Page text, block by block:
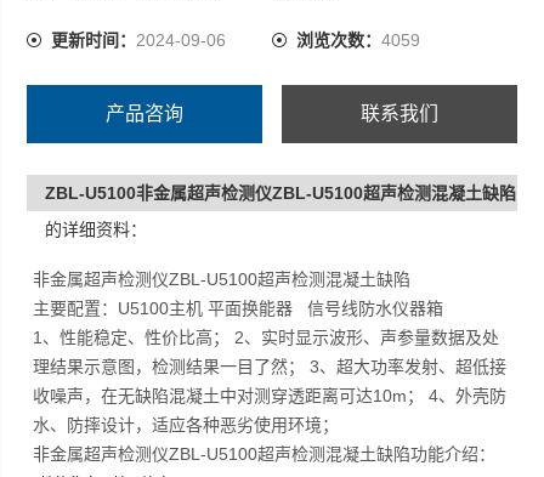
更新时间： 2024-09-06 浏览次数： 4059
产品咨询 联系我们
ZBL-U5100非金属超声检测仪ZBL-U5100超声检测混凝土缺陷
的详细资料：
非金属超声检测仪ZBL-U5100超声检测混凝土缺陷
主要配置： U5100主机平面换能器 信号线防水仪器箱
1、性能稳定、性价比高； 2、实时显示波形、声参量数据及处
理结果示意图，检测结果一目了然； 3、超大功率发射、超低接
收噪声，在无缺陷混凝土中对测穿透距离可达10m； 4、外壳防
水、防摔设计，适应各种恶劣使用环境；
非金属超声检测仪ZBL-U5100超声检测混凝土缺陷功能介绍：